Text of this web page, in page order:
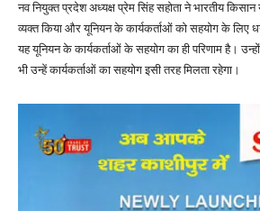
नव नियुक्त प्रदेश अध्यक्ष प्रेम सिंह सहोता ने भारतीय
व्यक्त किया और यूनियन के कार्यकर्ताओं को सहयोग के लिए
यह यूनियन के कार्यकर्ताओं के सहयोग का ही परिणाम है।
भी उन्हें कार्यकर्ताओं का सहयोग इसी तरह मिलता रहेगा।